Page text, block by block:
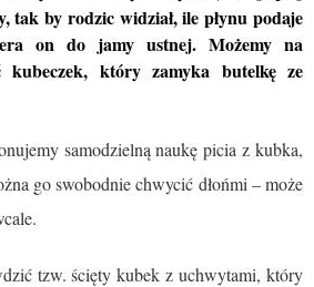
tak by rodzic widział, ile płynu podaje
on do jamy ustnej. Możemy na
kubeczek, który zamyka butelkę ze
samodzielną naukę picia z kubka,
go swobodnie chwycić dłońmi – może
tzw. ścięty kubek z uchwytami, który